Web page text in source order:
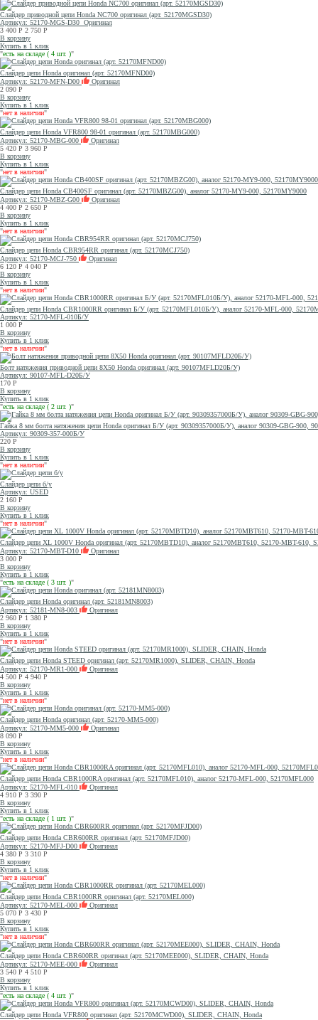
Слайдер приводной цепи Honda NC700 оригинал (арт. 52170MGSD30)
Артикул: 52170-MGS-D30 Оригинал
3 400 Р 2 750 Р
В корзину
Купить в 1 клик
"есть на складе ( 4 шт. )"
Слайдер цепи Honda оригинал (арт. 52170MFND00)
Артикул: 52170-MFN-D00
Оригинал
2 090 Р
В корзину
Купить в 1 клик
"нет в наличии"
Слайдер цепи Honda VFR800 98-01 оригинал (арт. 52170MBG000)
Артикул: 52170-MBG-000
Оригинал
5 420 Р 3 960 Р
В корзину
Купить в 1 клик
"нет в наличии"
Слайдер цепи Honda CB400SF оригинал (арт. 52170MBZG00), аналог 52170-MY9-000, 52170MY9000
Артикул: 52170-MBZ-G00
Оригинал
4 400 Р 2 650 Р
В корзину
Купить в 1 клик
"нет в наличии"
Слайдер цепи Honda CBR954RR оригинал (арт. 52170MCJ750)
Артикул: 52170-MCJ-750
Оригинал
6 120 Р 4 040 Р
В корзину
Купить в 1 клик
"нет в наличии"
Слайдер цепи Honda CBR1000RR оригинал Б/У (арт. 52170MFL010Б/У), аналог 52170-MFL-000,
Артикул: 52170-MFL-010Б/У
1 000 Р
В корзину
Купить в 1 клик
"нет в наличии"
Болт натяжения приводной цепи 8X50 Honda оригинал (арт. 90107MFLD20Б/У)
Артикул: 90107-MFL-D20Б/У
170 Р
В корзину
Купить в 1 клик
"есть на складе ( 2 шт. )"
Гайка 8 мм болта натяжения цепи Honda оригинал Б/У (арт. 90309357000Б/У), аналог 90309-GBG-900,
Артикул: 90309-357-000Б/У
220 Р
В корзину
Купить в 1 клик
"нет в наличии"
Слайдер цепи б/у
Артикул: USED
2 160 Р
В корзину
Купить в 1 клик
"нет в наличии"
Слайдер цепи XL 1000V Honda оригинал (арт. 52170MBTD10), аналог 52170MBT610, 52170-MBT-610,
Артикул: 52170-MBT-D10
Оригинал
3 000 Р
В корзину
Купить в 1 клик
"есть на складе ( 3 шт. )"
Слайдер цепи Honda оригинал (арт. 52181MN8003)
Артикул: 52181-MN8-003
Оригинал
2 960 Р 1 380 Р
В корзину
Купить в 1 клик
"нет в наличии"
Слайдер цепи Honda STEED оригинал (арт. 52170MR1000), SLIDER, CHAIN, Honda
Артикул: 52170-MR1-000
Оригинал
4 500 Р 4 940 Р
В корзину
Купить в 1 клик
"нет в наличии"
Слайдер цепи Honda оригинал (арт. 52170-MM5-000)
Артикул: 52170-MM5-000
Оригинал
8 090 Р
В корзину
Купить в 1 клик
"нет в наличии"
Слайдер цепи Honda CBR1000RA оригинал (арт. 52170MFL010), аналог 52170-MFL-000, 52170MFL000
Артикул: 52170-MFL-010
Оригинал
4 910 Р 3 390 Р
В корзину
Купить в 1 клик
"есть на складе ( 1 шт. )"
Слайдер цепи Honda CBR600RR оригинал (арт. 52170MFJD00)
Артикул: 52170-MFJ-D00
Оригинал
4 380 Р 3 310 Р
В корзину
Купить в 1 клик
"нет в наличии"
Слайдер цепи Honda CBR1000RR оригинал (арт. 52170MEL000)
Артикул: 52170-MEL-000
Оригинал
5 070 Р 3 430 Р
В корзину
Купить в 1 клик
"нет в наличии"
Слайдер цепи Honda CBR600RR оригинал (арт. 52170MEE000), SLIDER, CHAIN, Honda
Артикул: 52170-MEE-000
Оригинал
3 540 Р 4 510 Р
В корзину
Купить в 1 клик
"есть на складе ( 4 шт. )"
Слайдер цепи Honda VFR800 оригинал (арт. 52170MCWD00), SLIDER, CHAIN, Honda